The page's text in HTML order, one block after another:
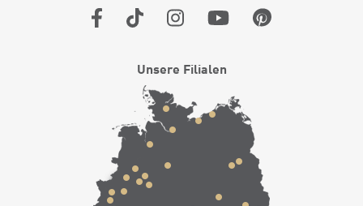
Unsere Filialen